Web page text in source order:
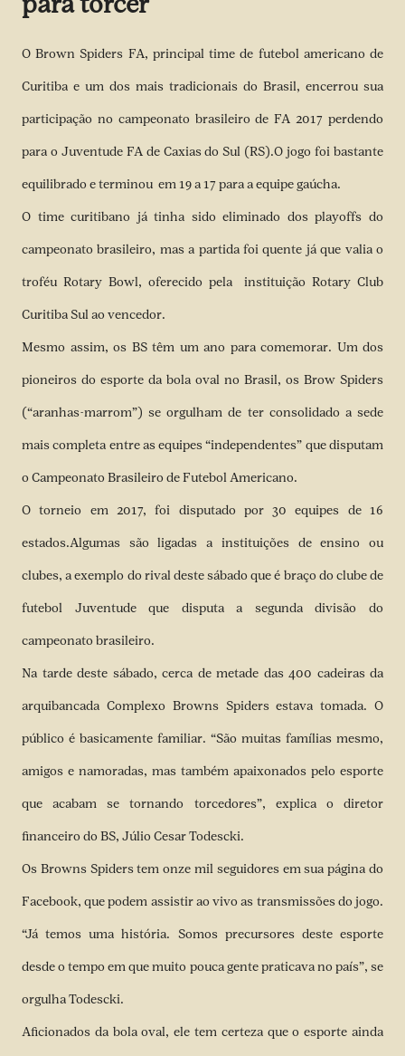
O Brown Spiders FA, principal time de futebol americano de
Curitiba e um dos mais tradicionais do Brasil, encerrou sua
participação no campeonato brasileiro de FA 2017 perdendo
para o Juventude FA de Caxias do Sul (RS).O jogo foi bastante
equilibrado e terminou em 19 a 17 para a equipe gaúcha.
O time curitibano já tinha sido eliminado dos playoffs do
campeonato brasileiro, mas a partida foi quente já que valia o
troféu Rotary Bowl, oferecido pela instituição Rotary Club
Curitiba Sul ao vencedor.
Mesmo assim, os BS têm um ano para comemorar. Um dos
pioneiros do esporte da bola oval no Brasil, os Brow Spiders
(“aranhas-marrom”) se orgulham de ter consolidado a sede
mais completa entre as equipes “independentes” que disputam
o Campeonato Brasileiro de Futebol Americano.
O torneio em 2017, foi disputado por 30 equipes de 16
estados.Algumas são ligadas a instituições de ensino ou
clubes, a exemplo do rival deste sábado que é braço do clube de
futebol Juventude que disputa a segunda divisão do
campeonato brasileiro.
Na tarde deste sábado, cerca de metade das 400 cadeiras da
arquibancada Complexo Browns Spiders estava tomada. O
público é basicamente familiar. “São muitas famílias mesmo,
amigos e namoradas, mas também apaixonados pelo esporte
que acabam se tornando torcedores”, explica o diretor
financeiro do BS, Júlio Cesar Todescki.
Os Browns Spiders tem onze mil seguidores em sua página do
Facebook, que podem assistir ao vivo as transmissões do jogo.
“Já temos uma história. Somos precursores deste esporte
desde o tempo em que muito pouca gente praticava no país”, se
orgulha Todescki.
Aficionados da bola oval, ele tem certeza que o esporte ainda